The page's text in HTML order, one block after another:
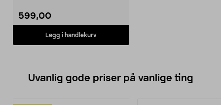
599,00
Legg i handlekurv
Uvanlig gode priser på vanlige ting